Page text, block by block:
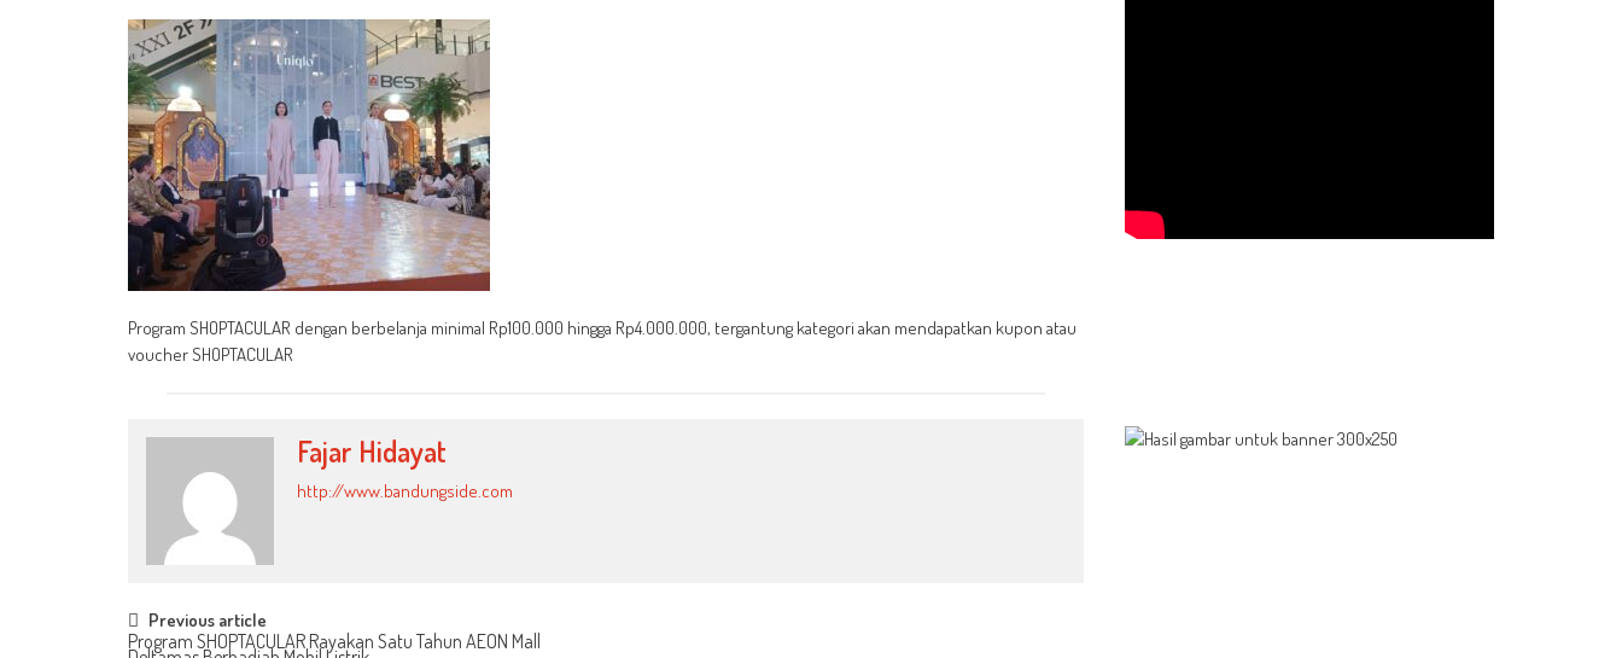
Program SHOPTACULAR dengan berbelanja minimal Rp100.000 hingga Rp4.000.000, tergantung kategori akan mendapatkan kupon atau
voucher SHOPTACULAR
Fajar Hidayat
http://www.bandungside.com
Post
Previous article
Program SHOPTACULAR Rayakan Satu Tahun AEON Mall